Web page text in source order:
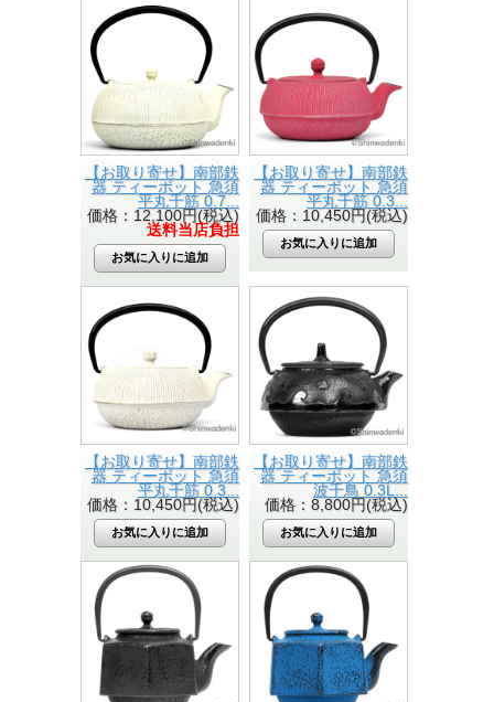
【お取り寄せ】南部鉄
器 ティーポット 急須
平丸千筋 0.7...
価格：12,100円(税込)
送料当店負担
【お取り寄せ】南部鉄
器 ティーポット 急須
平丸千筋 0.3...
価格：10,450円(税込)
【お取り寄せ】南部鉄
器 ティーポット 急須
平丸千筋 0.3...
価格：10,450円(税込)
【お取り寄せ】南部鉄
器 ティーポット 急須
波千鳥 0.3L...
価格：8,800円(税込)